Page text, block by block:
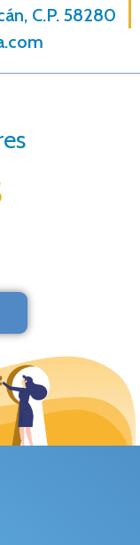
C.P. 58280